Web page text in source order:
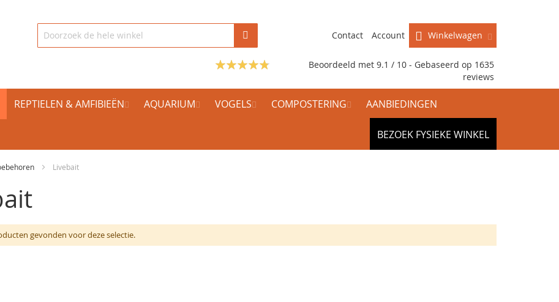
Winkelwagen
Contact Account
Beoordeeld met 9.1 / 10 - Gebaseerd op 1635
reviews
REPTIELEN & AMFIBIEËN AQUARIUM VOGELS COMPOSTERING AANBIEDINGEN
BEZOEK FYSIEKE WINKEL
Livebait
gevonden voor deze selectie.